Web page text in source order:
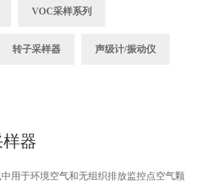
VOC采样系列
转子采样器 声级计/振动仪
器
用于环境空气和无组织排放监控点空气颗